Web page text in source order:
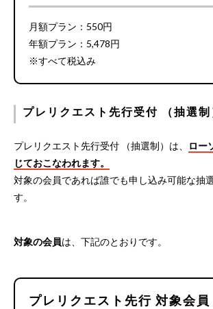
月額プラン：550円
年額プラン：5,478円
※すべて税込み
プレリクエスト先行受付 （抽選制
プレリクエスト先行受付 （抽選制）は、
ロー
じておこなわれます。
対象の会員であれば誰でも申し込み可能な抽
す。
対象の会員は、下記のとおりです。
プレリクエスト先行 対象会員